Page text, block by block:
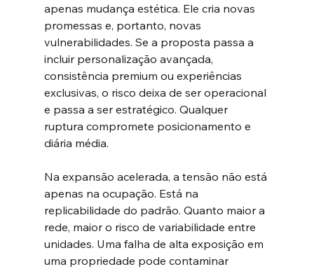
apenas mudança estética. Ele cria novas
promessas e, portanto, novas
vulnerabilidades. Se a proposta passa a
incluir personalização avançada,
consistência premium ou experiências
exclusivas, o risco deixa de ser operacional
e passa a ser estratégico. Qualquer
ruptura compromete posicionamento e
diária média.
Na expansão acelerada, a tensão não está
apenas na ocupação. Está na
replicabilidade do padrão. Quanto maior a
rede, maior o risco de variabilidade entre
unidades. Uma falha de alta exposição em
uma propriedade pode contaminar